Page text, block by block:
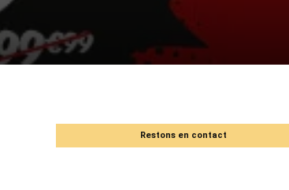
Restons en contact